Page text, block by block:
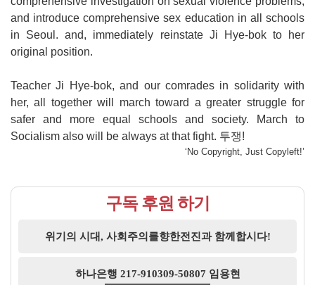
and introduce comprehensive sex education in all schools
in Seoul. and, immediately reinstate Ji Hye-bok to her
original position.
Teacher Ji Hye-bok, and our comrades in solidarity with
her, all together will march toward a greater struggle for
safer and more equal schools and society. March to
Socialism also will be always at that fight. 투쟁!
‘No Copyright, Just Copyleft!’
구독 후원 하기
위기의 시대, 사회주의를향한전진과 함께합시다!
하나은행 217-910309-50807 임용현